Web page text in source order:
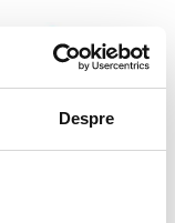
Despre
vertical Heinner V-Go
MB22.2BL